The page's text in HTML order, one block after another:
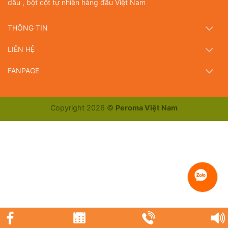
dầu , bột cột tự nhiên hàng đầu Việt Nam
THÔNG TIN
LIÊN HỆ
FANPAGE
Copyright 2026 © Peroma Việt Nam